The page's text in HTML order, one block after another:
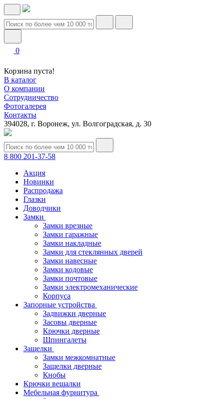
0
Корзина пуста!
В каталог
О компании
Сотрудничество
Фотогалерея
Контакты
394028, г. Воронеж, ул. Волгоградская, д. 30
8 800 201-37-58
Акция
Новинки
Распродажа
Глазки
Доводчики
Замки
Замки врезные
Замки гаражные
Замки накладные
Замки для стеклянных дверей
Замки навесные
Замки кодовые
Замки почтовые
Замки электромеханические
Корпуса
Запорные устройства
Задвижки дверные
Засовы дверные
Крючки дверные
Шпингалеты
Защелки
Замки межкомнатные
Защелки дверные
Кнобы
Крючки вешалки
Мебельная фурнитура